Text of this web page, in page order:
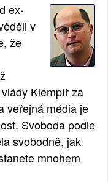
ex-
v
že
Klempíř za
veřejná média je
Svoboda podle
svobodně, jak
mnohem